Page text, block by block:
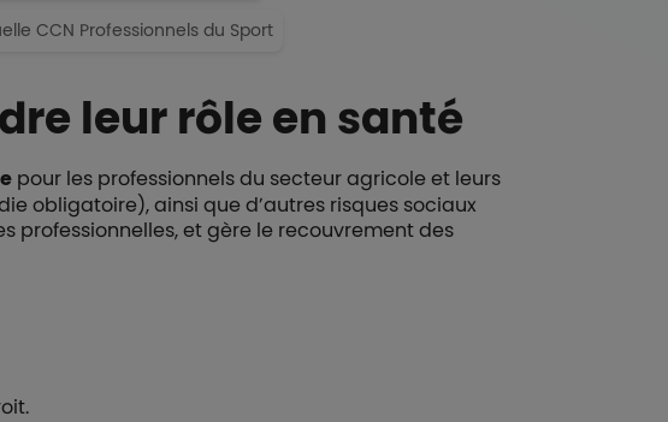
CCN Professionnels du Sport
leur rôle en santé
pour les professionnels du secteur agricole et leurs
obligatoire), ainsi que d’autres risques sociaux
professionnelles, et gère le recouvrement des